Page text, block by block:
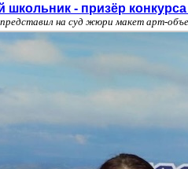
школьник - призёр
представил на суд жюри макет арт-